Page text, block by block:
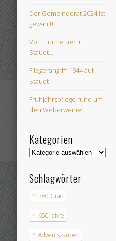
Der Gemeinderat 2024 ist
gewählt!
Vom Turme her in
Staudt…
Fliegerangriff 1944 auf
Staudt
Frühjahrspflege rund um
den Weberweiher
Kategorien
Kategorien
Schlagwörter
360 Grad
650 Jahre
Adventszauber